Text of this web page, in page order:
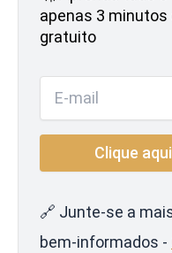
apenas 3 minutos
gratuito
🔗 Junte-se a
bem-informados -